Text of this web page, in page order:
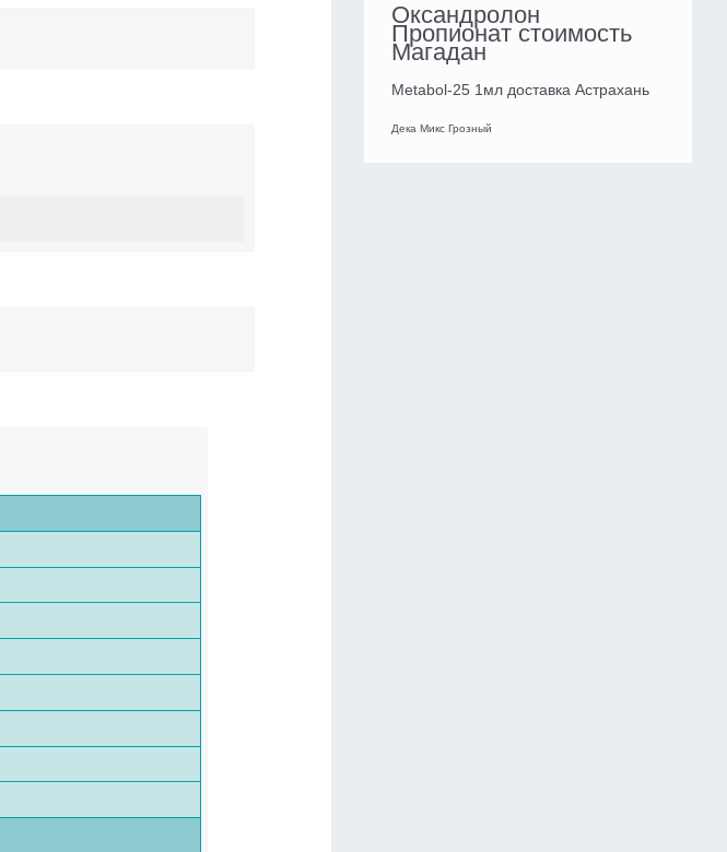
Оксандролон
Пропионат стоимость
Магадан
Metabol-25 1мл доставка Астрахань
Дека Микс Грозный